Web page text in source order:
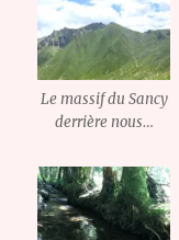
Le massif du Sancy
derrière nous…